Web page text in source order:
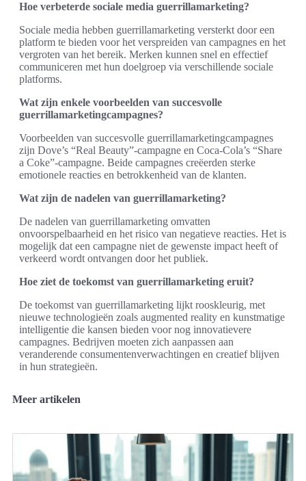
Hoe verbeterde sociale media guerrillamarketing?
Sociale media hebben guerrillamarketing versterkt door een
platform te bieden voor het verspreiden van campagnes en het
vergroten van het bereik. Merken kunnen snel en effectief
communiceren met hun doelgroep via verschillende sociale
platforms.
Wat zijn enkele voorbeelden van succesvolle
guerrillamarketingcampagnes?
Voorbeelden van succesvolle guerrillamarketingcampagnes
zijn Dove’s “Real Beauty”-campagne en Coca-Cola’s “Share
a Coke”-campagne. Beide campagnes creëerden sterke
emotionele reacties en betrokkenheid van de klanten.
Wat zijn de nadelen van guerrillamarketing?
De nadelen van guerrillamarketing omvatten
onvoorspelbaarheid en het risico van negatieve reacties. Het is
mogelijk dat een campagne niet de gewenste impact heeft of
verkeerd wordt ontvangen door het publiek.
Hoe ziet de toekomst van guerrillamarketing eruit?
De toekomst van guerrillamarketing lijkt rooskleurig, met
nieuwe technologieën zoals augmented reality en kunstmatige
intelligentie die kansen bieden voor nog innovatievere
campagnes. Bedrijven moeten zich aanpassen aan
veranderende consumentenverwachtingen en creatief blijven
in hun strategieën.
Meer artikelen